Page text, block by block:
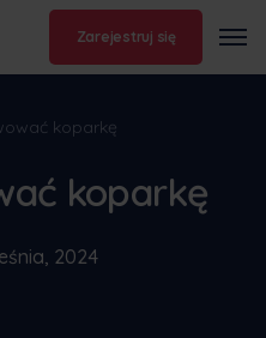
Zarejestruj się
koparkę
koparkę
2024